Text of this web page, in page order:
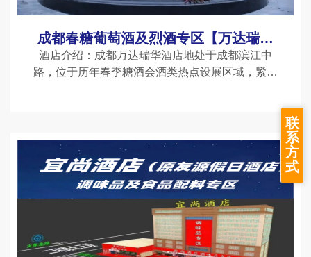
成都春糖葡萄酒及烈酒专区【万达瑞华
酒店】
酒店介绍：成都万达瑞华酒店地处于成都滨江中
路，位于历年春季糖酒会酒类热点设展区域，紧邻
联
系
方
式